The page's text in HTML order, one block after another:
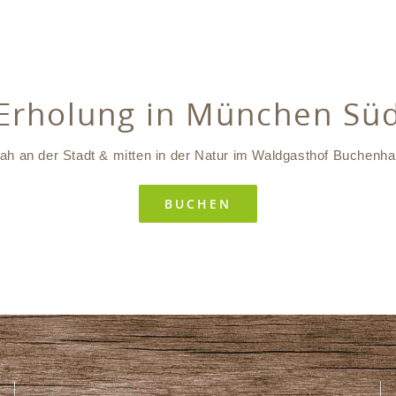
in München
an der Stadt & mitten in der Natur im Waldgasthof
BUCHEN